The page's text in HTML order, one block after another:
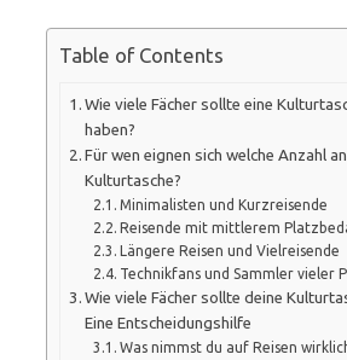
Table of Contents
Wie viele Fächer sollte eine
haben?
Für wen eignen sich welche Anzahl
Kulturtasche?
Minimalisten und Kurzreisende
Reisende mit mittlerem
Längere Reisen und Vielreisende
Technikfans und Sammler vieler
Wie viele Fächer sollte deine
Eine Entscheidungshilfe
Was nimmst du auf Reisen